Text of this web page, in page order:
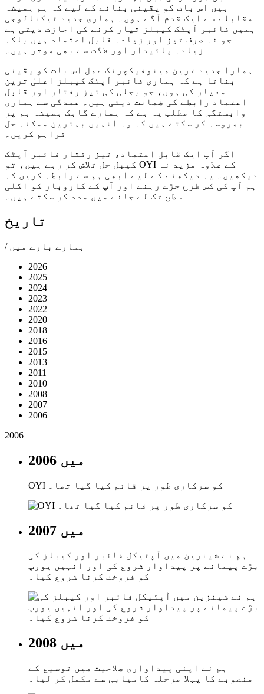
ہیں اس بات کو یقینی بنانے کے لیے کہ ہم ہمیشہ
مقابلے سے ایک قدم آگے ہوں۔ ہماری جدید ٹیکنالوجی
ہمیں فائبر آپٹک کیبلز تیار کرنے کی اجازت دیتی ہے
جو نہ صرف تیز اور زیادہ قابل اعتماد ہیں بلکہ
زیادہ پائیدار اور لاگت سے بھی موثر ہیں۔
ہمارا جدید ترین مینوفیکچرنگ عمل اس بات کو یقینی
بناتا ہے کہ ہماری فائبر آپٹک کیبلز اعلیٰ ترین
معیار کی ہوں، جو بجلی کی تیز رفتار اور قابل
اعتماد رابطے کی ضمانت دیتی ہیں۔ عمدگی سے ہماری
وابستگی کا مطلب یہ ہے کہ ہمارے گاہک ہمیشہ ہم پر
بھروسہ کر سکتے ہیں کہ وہ انہیں بہترین ممکنہ حل
فراہم کریں۔
اگر آپ ایک قابل اعتماد، تیز رفتار فائبر آپٹک
کیبل حل تلاش کر رہے ہیں، تو OYI کے علاوہ مزید نہ
دیکھیں۔ یہ دیکھنے کے لیے ابھی ہم سے رابطہ کریں کہ
ہم آپ کی کس طرح جڑے رہنے اور آپ کے کاروبار کو اگلی
سطح تک لے جانے میں مدد کر سکتے ہیں۔
تاریخ
/ ہمارے بارے میں
2026
2025
2024
2023
2022
2020
2018
2016
2015
2013
2011
2010
2008
2007
2006
2006
2006 میں
OYI کو سرکاری طور پر قائم کیا گیا تھا۔
2007 میں
ہم نے شینزین میں آپٹیکل فائبر اور کیبلز کی
بڑے پیمانے پر پیداوار شروع کی اور انہیں یورپ
کو فروخت کرنا شروع کیا۔
2008 میں
ہم نے اپنی پیداواری صلاحیت میں توسیع کے
منصوبے کا پہلا مرحلہ کامیابی سے مکمل کر لیا۔